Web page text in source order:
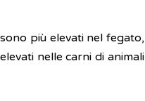
più elevati nel fegato,
nelle carni di animali